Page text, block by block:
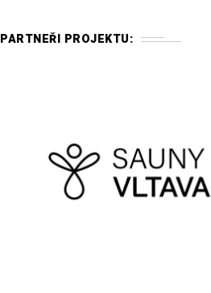
PARTNEŘI PROJEKTU: